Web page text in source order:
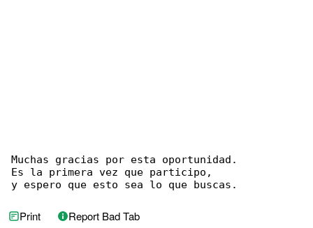
Muchas gracias por esta oportunidad.
Es la primera vez que participo,
y espero que esto sea lo que buscas.
Print Report Bad Tab